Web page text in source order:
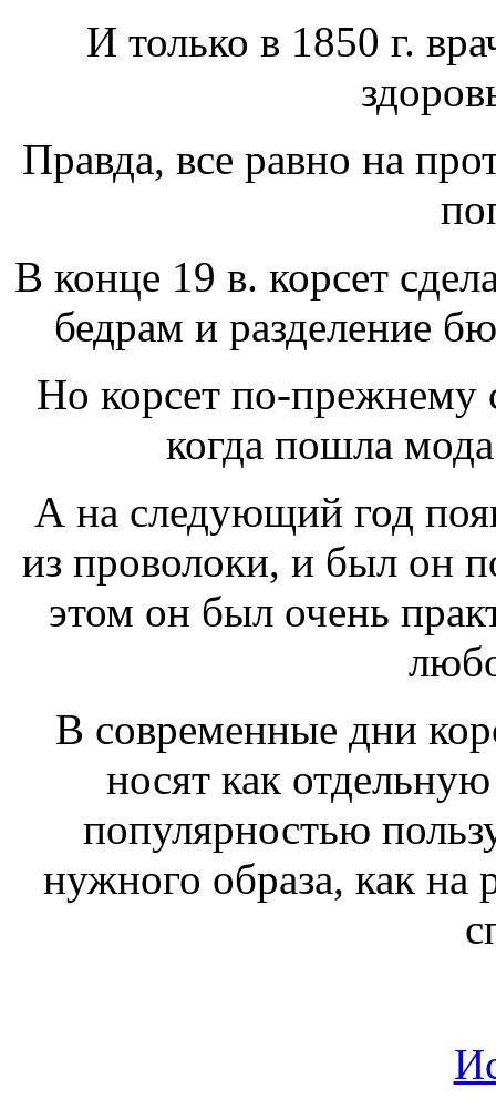
И только в 1850 г.
Правда, все равно на
В конце 19 в. корсет
бедрам и разделение
Но корсет по-прежнему
когда пошла
А на следующий год
из проволоки, и был он
этом он был очень
В современные дни
носят как
популярностью
нужного образа, как на